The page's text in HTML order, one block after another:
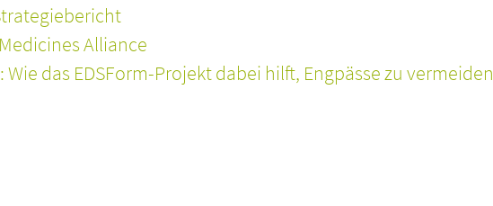
Alliance
das EDSForm-Projekt dabei hilft, Engpässe zu vermeiden